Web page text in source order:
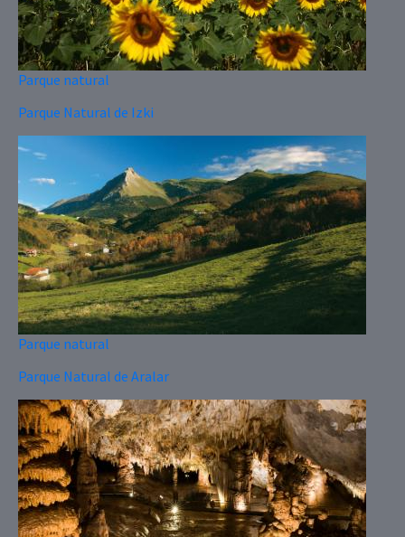
Parque natural
Parque Natural de Izki
Parque natural
Parque Natural de Aralar